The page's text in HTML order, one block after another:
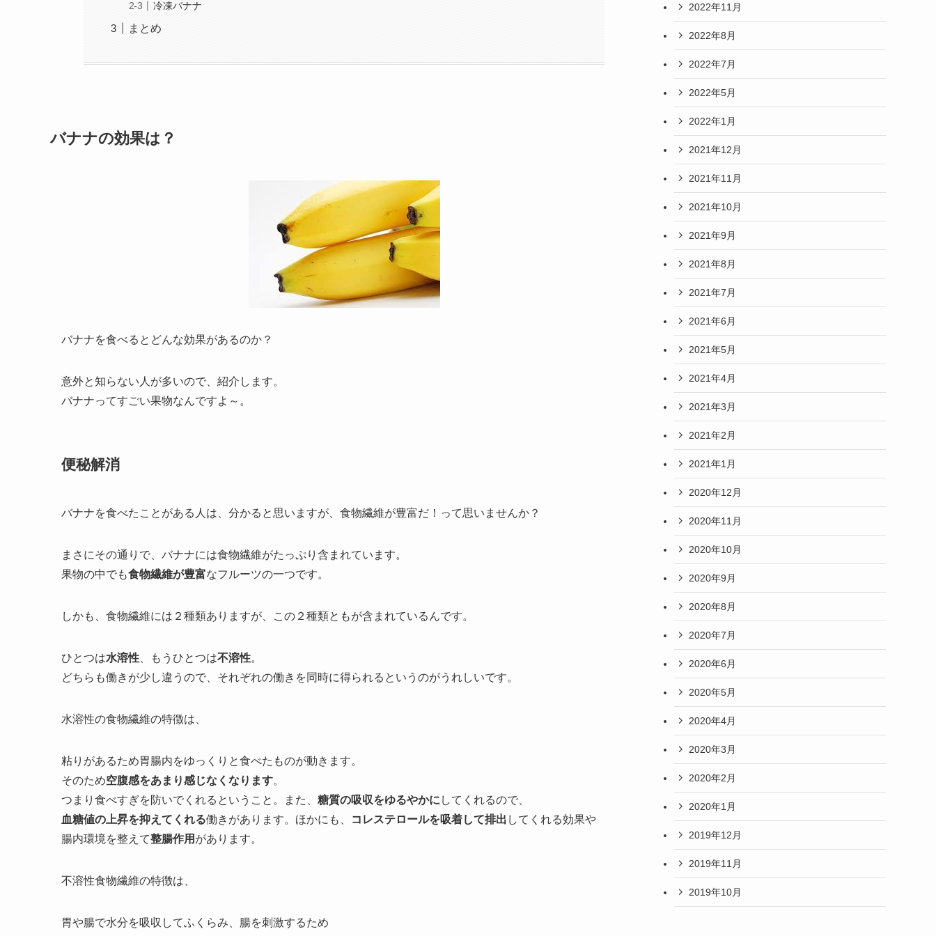
冷凍バナナ
まとめ
バナナの効果は？
バナナを食べるとどんな効果があるのか？
意外と知らない人が多いので、紹介します。
バナナってすごい果物なんですよ～。
便秘解消
バナナを食べたことがある人は、分かると思いますが、食物繊維が豊富だ！って思いませんか？
まさにその通りで、バナナには食物繊維がたっぷり含まれています。
果物の中でも食物繊維が豊富なフルーツの一つです。
しかも、食物繊維には２種類ありますが、この２種類ともが含まれているんです。
ひとつは水溶性 、もうひとつは不溶性。
どちらも働きが少し違うので、それぞれの働きを同時に得られるというのがうれしいです。
水溶性の食物繊維の特徴は、
粘りがあるため胃腸内をゆっくりと食べたものが動きます。
そのため空腹感をあまり感じなくなります。
つまり食べすぎを防いでくれるということ。また、 糖質の吸収をゆるやかに してくれるので、
血糖値の上昇を抑えてくれる働きがあります。ほかにも、 コレステロールを吸着して排出 してくれる効果や
腸内環境を整えて整腸作用 があります。
不溶性食物繊維の特徴は、
胃や腸で水分を吸収してふくらみ、腸を刺激するため
2022年11月
2022年8月
2022年7月
2022年5月
2022年1月
2021年12月
2021年11月
2021年10月
2021年9月
2021年8月
2021年7月
2021年6月
2021年5月
2021年4月
2021年3月
2021年2月
2021年1月
2020年12月
2020年11月
2020年10月
2020年9月
2020年8月
2020年7月
2020年6月
2020年5月
2020年4月
2020年3月
2020年2月
2020年1月
2019年12月
2019年11月
2019年10月